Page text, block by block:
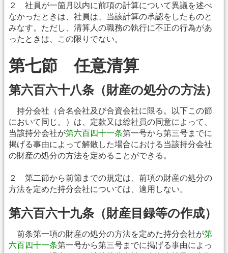
２ 社員が一箇月以内に前項の計算について異議を述べ
なかったときは、社員は、当該計算の承認をしたものと
みなす。ただし、清算人の職務の執行に不正の行為があ
ったときは、この限りでない。
第七節 任意清算
第六百六十八条（財産の処分の方法）
持分会社（合名会社及び合資会社に限る。以下この節
において同じ。）は、定款又は総社員の同意によって、
当該持分会社が第六百四十一条第一号から第三号までに
掲げる事由によって解散した場合における当該持分会社
の財産の処分の方法を定めることができる。
２ 第二節から前節までの規定は、前項の財産の処分の
方法を定めた持分会社については、適用しない。
第六百六十九条（財産目録等の作成）
前条第一項の財産の処分の方法を定めた持分会社が第
六百四十一条第一号から第三号までに掲げる事由によっ